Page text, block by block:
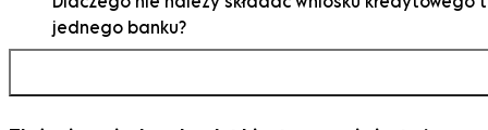
jednego banku?
Ile złożyć wniosków o kredyt hipoteczny?